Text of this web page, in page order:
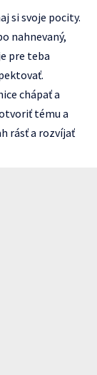
si svoje pocity.
nahnevaný,
pre teba
chápať a
tému a
rásť a rozvíjať